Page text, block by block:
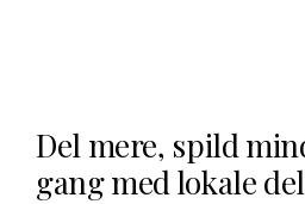
Del mere, spild
gang med lokale